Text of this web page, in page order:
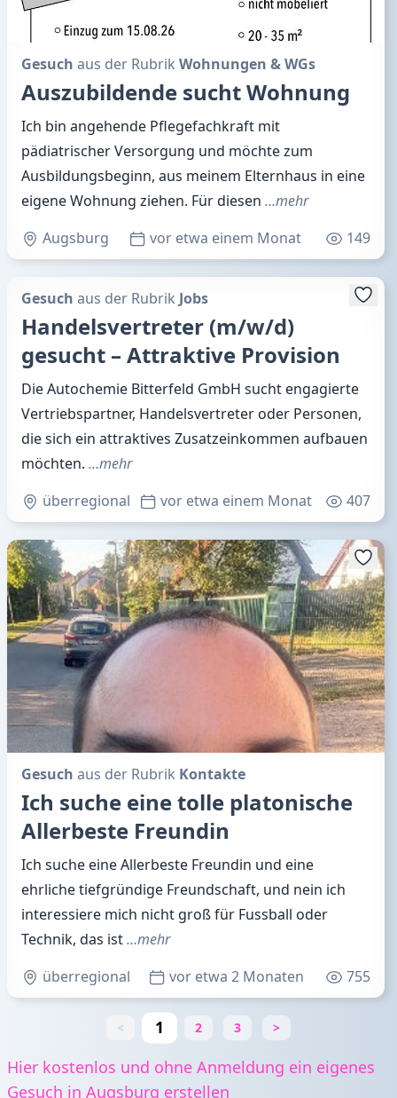
Gesuch aus der Rubrik Wohnungen & WGs
Auszubildende sucht Wohnung
Ich bin angehende Pflegefachkraft mit
pädiatrischer Versorgung und möchte zum
Ausbildungsbeginn, aus meinem Elternhaus in eine
eigene Wohnung ziehen. Für diesen …mehr
Augsburg
vor etwa einem Monat 149
Gesuch aus der Rubrik Jobs
Handelsvertreter (m/w/d)
gesucht – Attraktive Provision
Die Autochemie Bitterfeld GmbH sucht engagierte
Vertriebspartner, Handelsvertreter oder Personen,
die sich ein attraktives Zusatzeinkommen aufbauen
möchten. …mehr
überregional
vor etwa einem Monat 407
Gesuch aus der Rubrik Kontakte
Ich suche eine tolle platonische
Allerbeste Freundin
Ich suche eine Allerbeste Freundin und eine
ehrliche tiefgründige Freundschaft, und nein ich
interessiere mich nicht groß für Fussball oder
Technik, das ist…mehr
überregional
vor etwa 2 Monaten 755
< 1 2 3 >
Hier kostenlos und ohne Anmeldung ein eigenes
Gesuch in Augsburg erstellen